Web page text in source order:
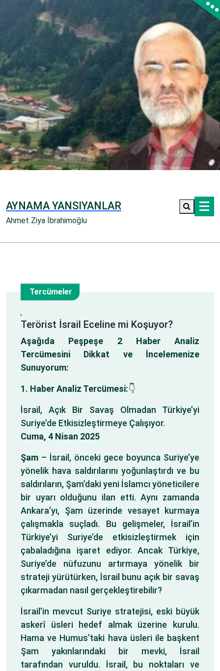
AYNAMA YANSIYANLAR
Ahmet Ziya İbrahimoğlu
Kategorisiz
,
Tercümeler
Terörist İsrail Eceline mi Koşuyor?
Aşağıda Peşpeşe 2 Haber Analiz
Tercümesini Dikkat ve İncelemenize
Sunuyorum:
1. Haber Analiz Tercümesi:👇
İsrail, Açık Bir Savaş Olmadan Türkiye’yi
Suriye’de Etkisizleştirmeye Çalışıyor.
Cuma, 4 Nisan 2025
Şam – İsrail, önceki gece boyunca Suriye’ye
yönelik hava saldırılarını yoğunlaştırdı ve bu
saldırıların, Şam’daki yeni İslamcı yöneticilere
bir uyarı olduğunu ilan etti. Aynı zamanda
Ankara’yı, Şam üzerinde vesayet kurmaya
çalışmakla suçladı. Bu gelişmeler, İsrail’in
Türkiye’yi Suriye’de etkisizleştirmek için
çabaladığına işaret ediyor. Ancak Türkiye,
Suriye’de nüfuzunu artırmaya yönelik bir
strateji yürütürken, İsrail bunu açık bir savaş
çıkarmadan nasıl gerçekleştirebilir?
İsrail’in mevcut Suriye stratejisi, eski büyük
askerî üsleri hedef almak üzerine kurulu.
Hama ve Humus’taki hava üsleri ile başkent
Şam yakınlarındaki bir mevki, İsrail
tarafından vuruldu. İsrail, bu noktaları ve